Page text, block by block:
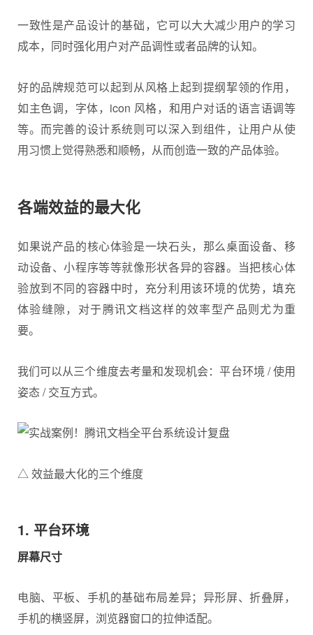
一致性是产品设计的基础，它可以大大减少用户的学习
成本，同时强化用户对产品调性或者品牌的认知。
好的品牌规范可以起到从风格上起到提纲挈领的作用，
如主色调，字体，icon 风格，和用户对话的语言语调等
等。而完善的设计系统则可以深入到组件，让用户从使
用习惯上觉得熟悉和顺畅，从而创造一致的产品体验。
各端效益的最大化
如果说产品的核心体验是一块石头，那么桌面设备、移
动设备、小程序等等就像形状各异的容器。当把核心体
验放到不同的容器中时，充分利用该环境的优势，填充
体验缝隙，对于腾讯文档这样的效率型产品则尤为重
要。
我们可以从三个维度去考量和发现机会：平台环境 / 使用
姿态 / 交互方式。
△ 效益最大化的三个维度
1. 平台环境
屏幕尺寸
电脑、平板、手机的基础布局差异；异形屏、折叠屏，
手机的横竖屏，浏览器窗口的拉伸适配。